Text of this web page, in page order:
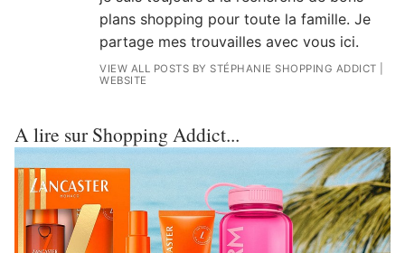
plans shopping pour toute la famille. Je
partage mes trouvailles avec vous ici.
VIEW ALL POSTS BY STÉPHANIE SHOPPING ADDICT
WEBSITE
A lire sur Shopping Addict...